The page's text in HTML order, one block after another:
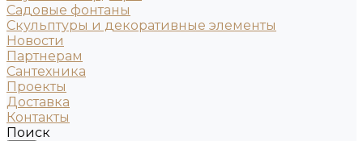
Садовые фонтаны
Скульптуры и декоративные элементы
Новости
Партнерам
Сантехника
Проекты
Доставка
Контакты
Поиск